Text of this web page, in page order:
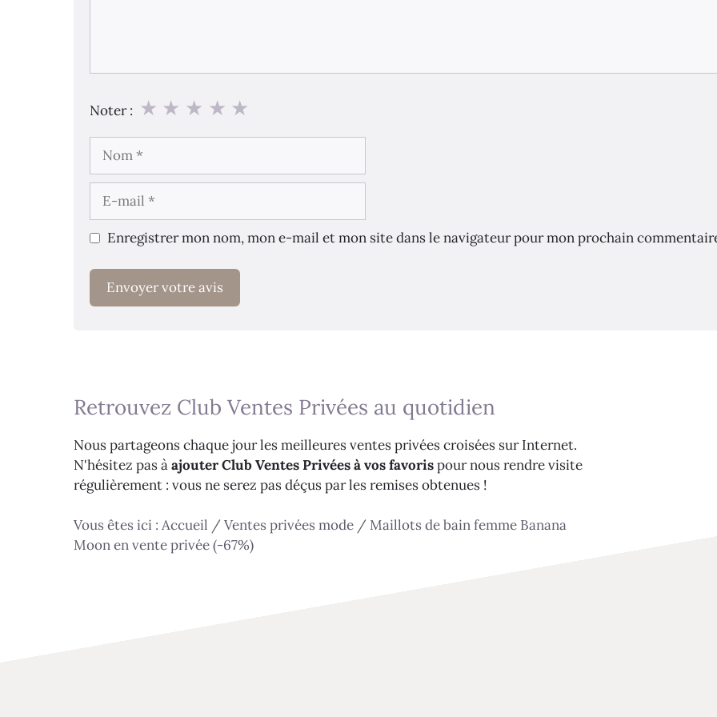
Noter : ★
★
★
★
★
mail
Enregistrer mon nom, mon e-mail et mon site dans le navigateur pour mon prochain
Retrouvez Club Ventes Privées au quotidien
Nous partageons chaque jour les meilleures ventes privées croisées sur Internet.
N'hésitez pas àajouter Club Ventes Privées à vos favorispour nous rendre visite
régulièrement : vous ne serez pas déçus par les remises obtenues !
Vous êtes ici : Accueil / Ventes privées mode / Maillots de bain femme Banana
Moon en vente privée (-67%)